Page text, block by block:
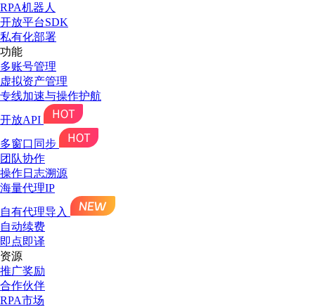
RPA机器人
开放平台SDK
私有化部署
功能
多账号管理
虚拟资产管理
专线加速与操作护航
开放API
多窗口同步
团队协作
操作日志溯源
海量代理IP
自有代理导入
自动续费
即点即译
资源
推广奖励
合作伙伴
RPA市场